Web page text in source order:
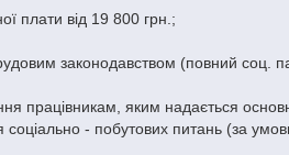
плати від 19 800 грн.;
законодавством (повний соц.
працівникам, яким надається
- побутових питань (за